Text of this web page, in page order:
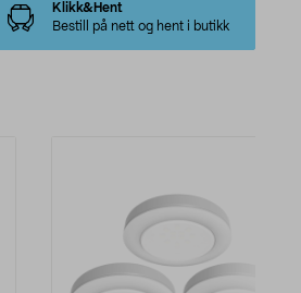
Klikk&Hent
Bestill på nett og hent i butikk